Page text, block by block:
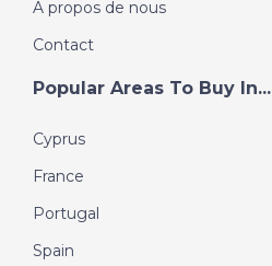
A propos de nous
Contact
Popular Areas To Buy In...
Cyprus
France
Portugal
Spain